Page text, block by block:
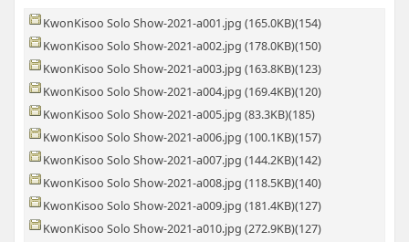
KwonKisoo Solo Show-2021-a001.jpg (165.0KB)(154)
KwonKisoo Solo Show-2021-a002.jpg (178.0KB)(150)
KwonKisoo Solo Show-2021-a003.jpg (163.8KB)(123)
KwonKisoo Solo Show-2021-a004.jpg (169.4KB)(120)
KwonKisoo Solo Show-2021-a005.jpg (83.3KB)(185)
KwonKisoo Solo Show-2021-a006.jpg (100.1KB)(157)
KwonKisoo Solo Show-2021-a007.jpg (144.2KB)(142)
KwonKisoo Solo Show-2021-a008.jpg (118.5KB)(140)
KwonKisoo Solo Show-2021-a009.jpg (181.4KB)(127)
KwonKisoo Solo Show-2021-a010.jpg (272.9KB)(127)